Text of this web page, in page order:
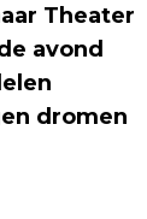
Theater
avond
dromen